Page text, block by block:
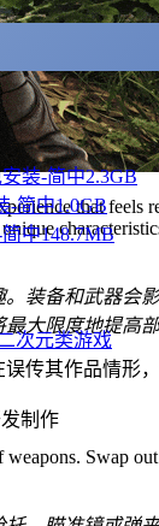
that
装备和武器
大限度地提高部
Swap
装-简中2.3GB
-简中1.0GB
中148.7MB
次元类游戏
传其作品情形
制作